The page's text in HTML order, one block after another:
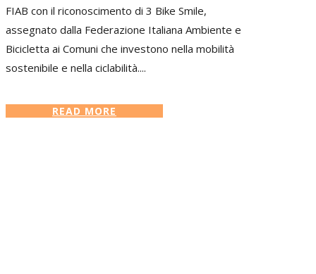
FIAB con il riconoscimento di 3 Bike Smile,
assegnato dalla Federazione Italiana Ambiente e
Bicicletta ai Comuni che investono nella mobilità
sostenibile e nella ciclabilità....
READ MORE